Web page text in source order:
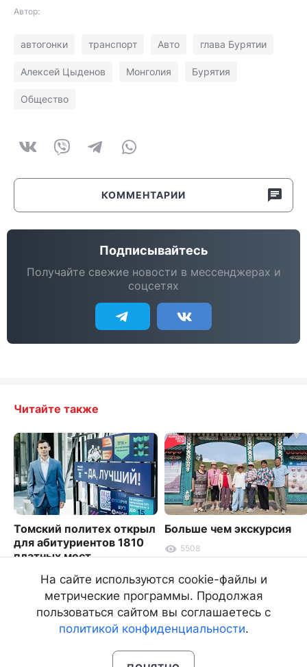
Автор:
автогонки транспорт Авто глава Бурятии
Алексей Цыденов Монголия Бурятия
Общество
КОММЕНТАРИИ
Подписывайтесь
Получайте свежие новости в мессенджерах и
соцсетях
Читайте также
Томский политех открыл
для абитуриентов 1810
платных мест
6779
Больше чем экскурсия
5508
На сайте используются cookie-файлы и
метрические программы. Продолжая
пользоваться сайтом вы соглашаетесь с
политикой конфиденциальности.